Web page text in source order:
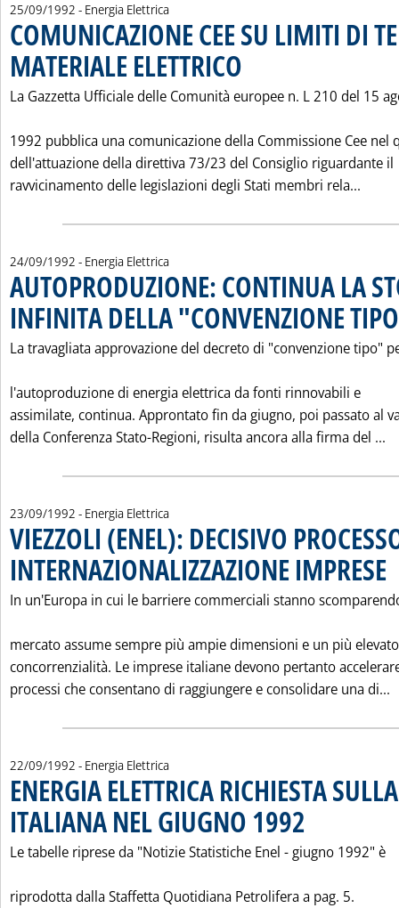
25/09/1992 - Energia Elettrica
COMUNICAZIONE CEE SU LIMITI DI
MATERIALE ELETTRICO
La Gazzetta Ufficiale delle Comunità europee n. L 210 del 15
1992 pubblica una comunicazione della Commissione Cee nel
dell'attuazione della direttiva 73/23 del Consiglio riguardante il
ravvicinamento delle legislazioni degli Stati membri rela...
24/09/1992 - Energia Elettrica
AUTOPRODUZIONE: CONTINUA LA
INFINITA DELLA "CONVENZIONE
La travagliata approvazione del decreto di "convenzione tipo"
l'autoproduzione di energia elettrica da fonti rinnovabili e
assimilate, continua. Approntato fin da giugno, poi passato al
della Conferenza Stato-Regioni, risulta ancora alla firma del ...
23/09/1992 - Energia Elettrica
VIEZZOLI (ENEL): DECISIVO
INTERNAZIONALIZZAZIONE IMPRESE
In un'Europa in cui le barriere commerciali stanno
mercato assume sempre più ampie dimensioni e un più
concorrenzialità. Le imprese italiane devono pertanto
processi che consentano di raggiungere e consolidare una di...
22/09/1992 - Energia Elettrica
ENERGIA ELETTRICA RICHIESTA
ITALIANA NEL GIUGNO 1992
Le tabelle riprese da "Notizie Statistiche Enel - giugno 1992" è
riprodotta dalla Staffetta Quotidiana Petrolifera a pag. 5.